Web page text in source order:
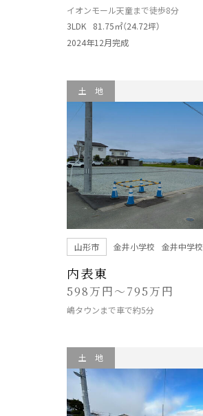
イオンモール天童まで徒歩8分
3LDK
81.75㎡（24.72坪）
2024年12月完成
土 地
山形市 金井小学校 金井中学校
内表東
598万円～795万円
嶋タウンまで車で約5分
土 地